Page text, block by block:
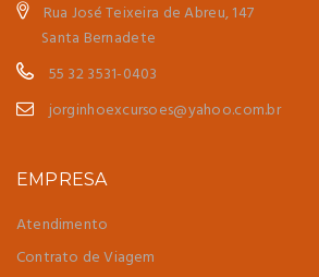
Rua José Teixeira de Abreu, 147
Santa Bernadete
55 32 3531-0403
jorginhoexcursoes@yahoo.com.br
EMPRESA
Atendimento
Contrato de Viagem